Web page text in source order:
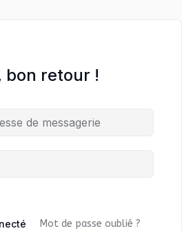
bon retour !
Mot de passe oublié ?